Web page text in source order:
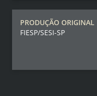
PRODUÇÃO ORIGINAL
FIESP/SESI-SP